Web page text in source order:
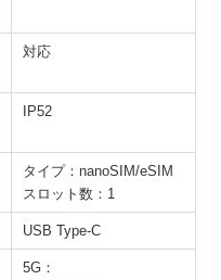
対応
IP52
タイプ：nanoSIM/eSIM
スロット数：1
USB Type-C
5G：